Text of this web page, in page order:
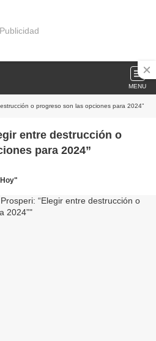
Publicidad
MENU
o progreso son las opciones para 2024”
entre destrucción o
para 2024”